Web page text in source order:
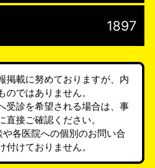
1897
掲載に努めておりますが、内
ではありません。
受診を希望される場合は、事
接ご確認ください。
各医院への個別のお問い合
けておりません。